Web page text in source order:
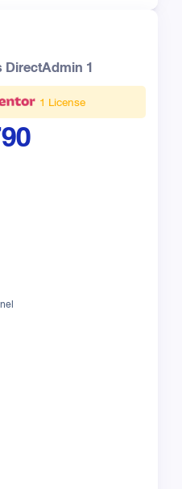
DirectAdmin 1
1 License